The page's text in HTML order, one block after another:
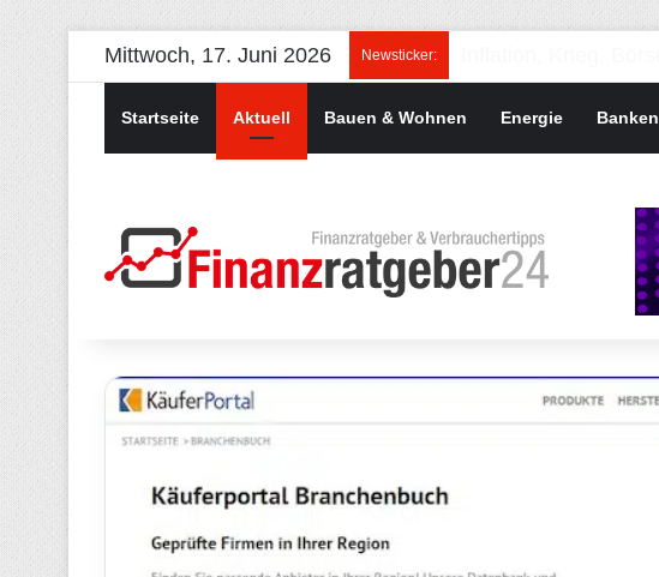
Mittwoch, 17. Juni 2026 Newsticker:
Startseite Aktuell Bauen & Wohnen Energie Banken